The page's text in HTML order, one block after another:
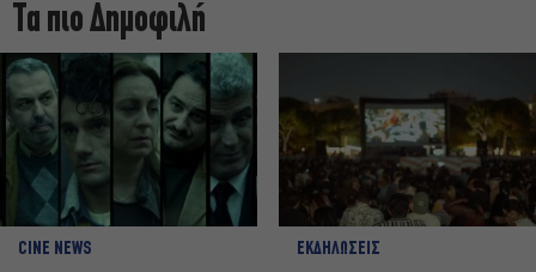
Τα πιο Δημοφιλή
CINE NEWS ΕΚΔΗΛΩΣΕΙΣ